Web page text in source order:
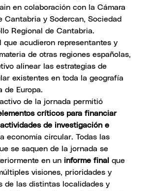
en colaboración con la Cámara
Cantabria y Sodercan, Sociedad
Regional de Cantabria.
que acudieron representantes y
de otras regiones españolas,
alinear las estrategias de
existentes en toda la geografía
de Europa.
de la jornada permitió
críticos para financiar
de investigación e
economía circular. Todas las
se saquen de la jornada se
en un informe final que
visiones, prioridades y
de las distintas localidades y